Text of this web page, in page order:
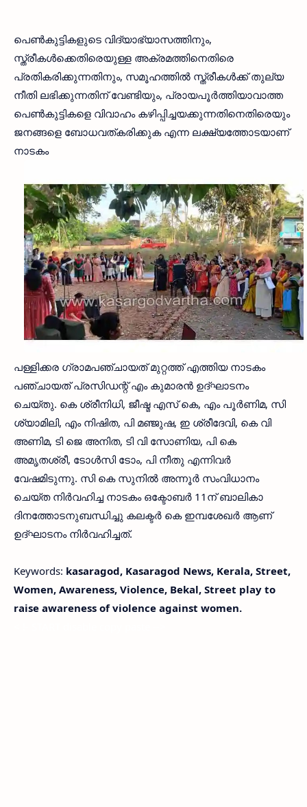
പെൺകുട്ടികളുടെ വിദ്യാഭ്യാസത്തിനും,
സ്ത്രീകൾക്കെതിരെയുള്ള അക്രമത്തിനെതിരെ
പ്രതികരിക്കുന്നതിനും, സമൂഹത്തിൽ സ്ത്രീകൾക്ക് തുല്യ
നീതി ലഭിക്കുന്നതിന് വേണ്ടിയും, പ്രായപൂർത്തിയാവാത്ത
പെൺകുട്ടികളെ വിവാഹം കഴിപ്പിച്ചയക്കുന്നതിനെതിരെയും
ജനങ്ങളെ ബോധവത്‌കരിക്കുക എന്ന ലക്ഷ്യത്തോടയാണ്
നാടകം
പള്ളിക്കര ഗ്രാമപഞ്ചായത് മുറ്റത്ത് എത്തിയ നാടകം
പഞ്ചായത് പ്രസിഡന്റ് എം കുമാരൻ ഉദ്ഘാടനം
ചെയ്തു. കെ ശ്രീനിധി, ജീഷ്മ എസ് കെ, എം പൂർണിമ, സി
ശ്യാമിലി, എം നിഷിത, പി മഞ്ജുഷ, ഇ ശ്രീദേവി, കെ വി
അണിമ, ടി ജെ അനിത, ടി വി സോണിയ, പി കെ
അമൃതശ്രീ, ടോൾസി ടോം, പി നീതു എന്നിവർ
വേഷമിടുന്നു. സി കെ സുനിൽ അന്നൂർ സംവിധാനം
ചെയ്ത നിർവഹിച്ച നാടകം ഒക്ടോബർ 11ന് ബാലികാ
ദിനത്തോടനുബന്ധിച്ചു കലക്ടർ കെ ഇമ്പശേഖർ ആണ്
ഉദ്ഘാടനം നിർവഹിച്ചത്.
Keywords: kasaragod, Kasaragod News, Kerala, Street,
Women, Awareness, Violence, Bekal, Street play to
raise awareness of violence against women.